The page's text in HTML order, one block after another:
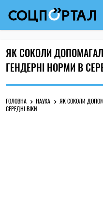
ЯК СОКОЛИ
ГЕНДЕРНІ НОРМИ В
ГОЛОВНА НАУКА
ЯК СОКОЛИ
СЕРЕДНІ ВІКИ